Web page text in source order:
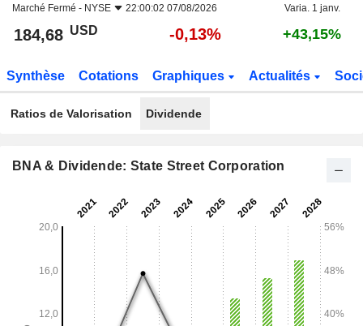
Marché Fermé - NYSE 22:00:02 07/08/2026 Varia. 1 janv.
184,68 USD -0,13% +43,15%
Synthèse Cotations Graphiques Actualités
Ratios de Valorisation Dividende
BNA & Dividende: State Street Corporation